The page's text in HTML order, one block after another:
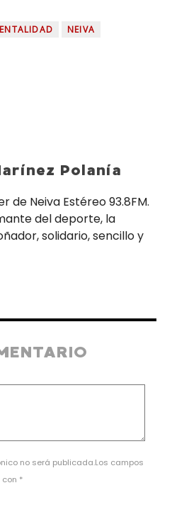
NEIVA
Polanía
de Neiva Estéreo 93.8FM.
del deporte, la
solidario, sencillo y
no será publicada.Los campos
*